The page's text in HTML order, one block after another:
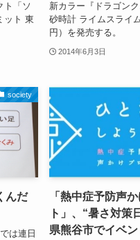
ト「ソ
ット 東
新カラー『ドラゴン
砂時計 ライムスライ
円）を発売する。
2014年6月3日
society
んだ
は連日
「熱中症予防声
ト」、“暑さ対策
県熊谷市でイベ